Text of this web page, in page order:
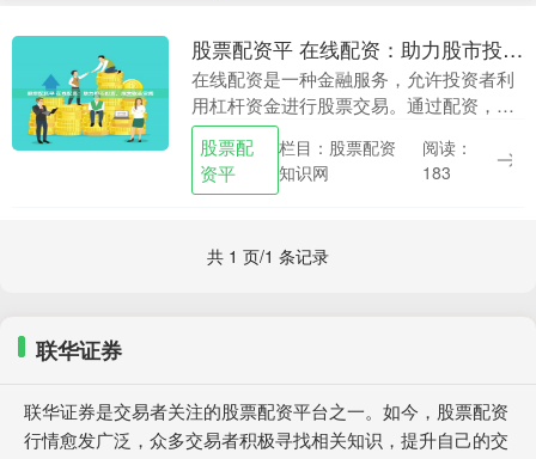
股票配资平 在线配资：助力股市投资，放大收益空间
在线配资是一种金融服务，允许投资者利
用杠杆资金进行股票交易。通过配资，投
资者可以放大自己的资金，从而增加潜在
收益。 * **放大收益：**通过杠杆作用，投
资者可....
股票配
资平
栏目：股票配资
知识网
阅读：
183
共 1 页/1 条记录
联华证券
联华证券是交易者关注的股票配资平台之一。如今，股票配资
行情愈发广泛，众多交易者积极寻找相关知识，提升自己的交